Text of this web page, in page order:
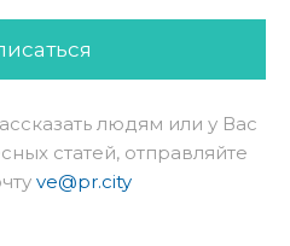
людям или у Вас
статей, отправляйте
ve@pr.city